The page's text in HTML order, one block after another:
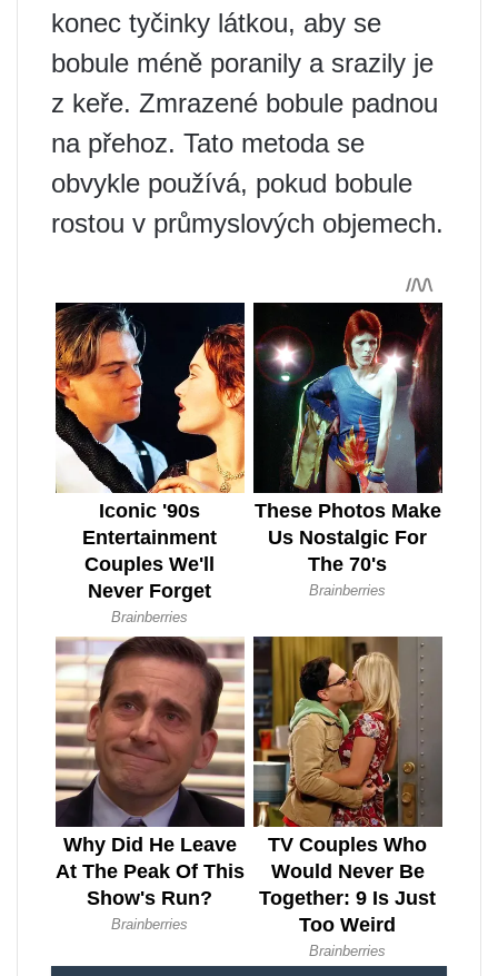
konec tyčinky látkou, aby se
bobule méně poranily a srazily je
z keře. Zmrazené bobule padnou
na přehoz. Tato metoda se
obvykle používá, pokud bobule
rostou v průmyslových objemech.